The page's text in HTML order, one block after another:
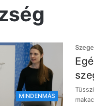
MINDENMÁS